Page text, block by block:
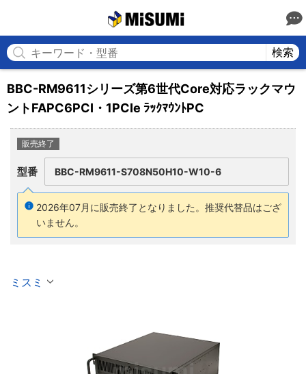
検索
BBC-RM9611シリーズ第6世代Core対応ラックマウ
ントFAPC6PCI・1PCIe ﾗｯｸﾏｳﾝﾄPC
販売終了
型番 BBC-RM9611-S708N50H10-W10-6
2026年07月に販売終了となりました。 推奨代替品はござ
いません。
ミスミ